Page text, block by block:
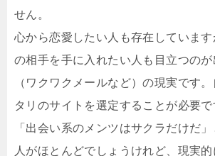
せん。
心から恋愛したい人も存在していま
の相手を手に入れたい人も目立つのが
（ワクワクメールなど）の現実です
タリのサイトを選定することが必要で
「出会い系のメンツはサクラだけだ
人がほとんどでしょうけれど、現実